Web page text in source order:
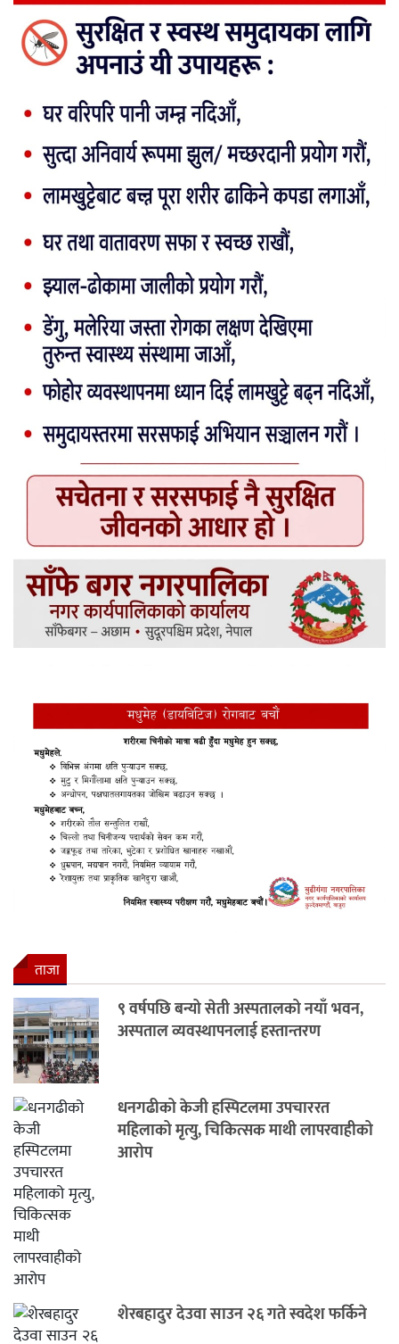
ताजा
९ वर्षपछि बन्यो सेती अस्पतालको नयाँ भवन,
अस्पताल व्यवस्थापनलाई हस्तान्तरण
धनगढीको केजी हस्पिटलमा उपचाररत
महिलाको मृत्यु, चिकित्सक माथी लापरवाहीको
आरोप
शेरबहादुर देउवा साउन २६ गते स्वदेश फर्किने